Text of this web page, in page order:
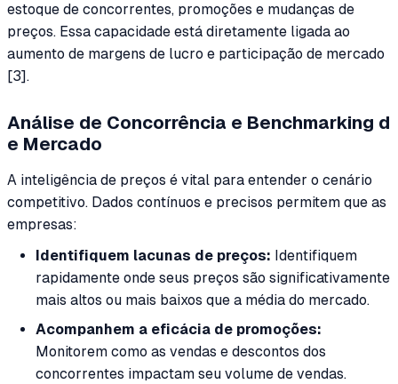
estoque de concorrentes, promoções e mudanças de
preços. Essa capacidade está diretamente ligada ao
aumento de margens de lucro e participação de mercado
[3].
Análise de Concorrência e Benchmarking d
e Mercado
A inteligência de preços é vital para entender o cenário
competitivo. Dados contínuos e precisos permitem que as
empresas:
Identifiquem lacunas de preços: Identifiquem
rapidamente onde seus preços são significativamente
mais altos ou mais baixos que a média do mercado.
Acompanhem a eficácia de promoções:
Monitorem como as vendas e descontos dos
concorrentes impactam seu volume de vendas.